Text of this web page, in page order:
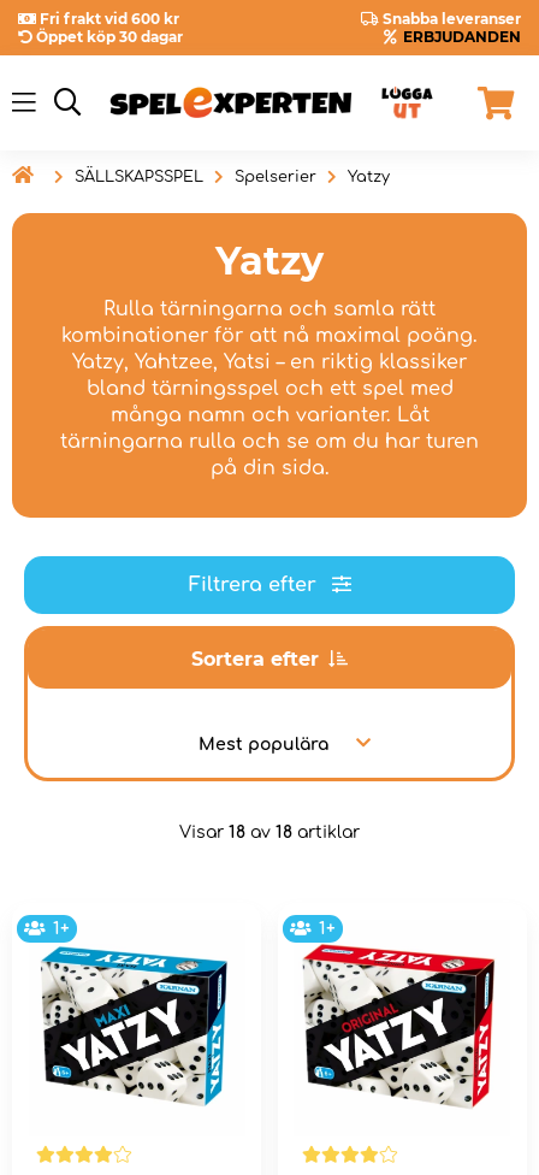
Fri frakt vid 600 kr
Snabba leveranser
Öppet köp 30 dagar
ERBJUDANDEN
 SÄLLSKAPSSPEL Spelserier Yatzy
Yatzy
Rulla tärningarna och samla rätt
kombinationer för att nå maximal poäng.
Yatzy, Yahtzee, Yatsi – en riktig klassiker
bland tärningsspel och ett spel med
många namn och varianter. Låt
tärningarna rulla och se om du har turen
på din sida.
Filtrera efter
Sortera efter
Mest populära
Visar 18 av 18 artiklar
1+ 1+